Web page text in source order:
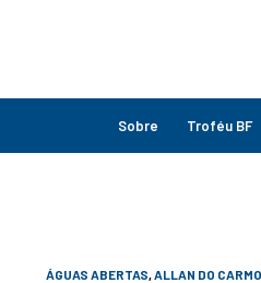
Sobre Troféu BF
ÁGUAS ABERTAS,ALLAN DO